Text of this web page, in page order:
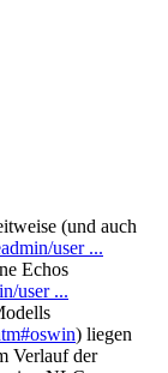
(und auch
user ...
Echos
user ...
) liegen
Verlauf der